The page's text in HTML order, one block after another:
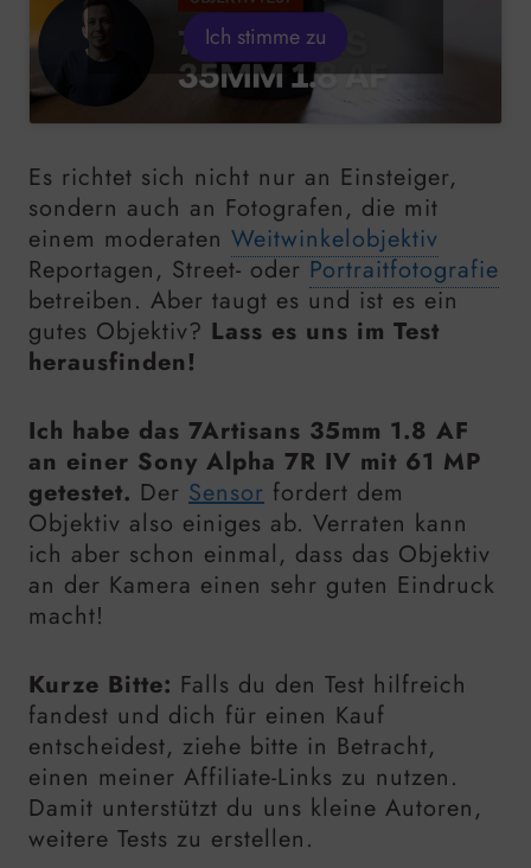
Ich stimme zu
Es richtet sich nicht nur an Einsteiger,
sondern auch an Fotografen, die mit
einem moderaten Weitwinkelobjektiv
Reportagen, Street- oder Portraitfotografie
betreiben. Aber taugt es und ist es ein
gutes Objektiv? Lass es uns im Test
herausfinden!
Ich habe das 7Artisans 35mm 1.8 AF
an einer Sony Alpha 7R IV mit 61 MP
getestet. Der Sensor fordert dem
Objektiv also einiges ab. Verraten kann
ich aber schon einmal, dass das Objektiv
an der Kamera einen sehr guten Eindruck
macht!
Kurze Bitte: Falls du den Test hilfreich
fandest und dich für einen Kauf
entscheidest, ziehe bitte in Betracht,
einen meiner Affiliate-Links zu nutzen.
Damit unterstützt du uns kleine Autoren,
weitere Tests zu erstellen.